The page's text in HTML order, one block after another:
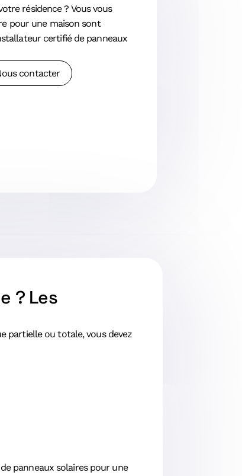
résidence ? Vous vous
pour une maison sont
certifié de panneaux
contacter
? Les
partielle ou totale, vous devez
panneaux solaires pour une